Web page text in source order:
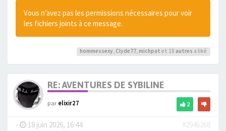
Vous n’avez pas les permissions nécessaires pour voir
les fichiers joints à ce message.
hommessexy, Clyde77, michpat et 18 autres a liké
RE: AVENTURES DE SYBILINE
parelixir27 2
- 18 juin 2026, 16:44
#2946268